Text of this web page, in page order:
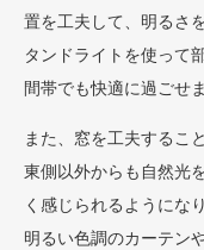
置を工夫して、明るさ
タンドライトを使って
間帯でも快適に過ごせま
また、窓を工夫するこ
東側以外からも自然光
く感じられるようにな
明るい色調のカーテン